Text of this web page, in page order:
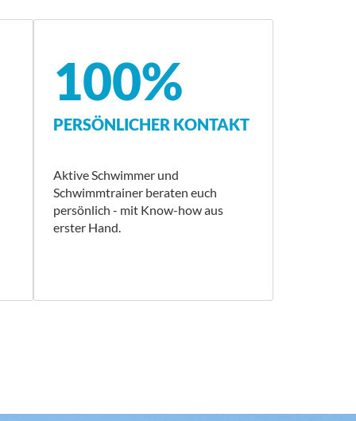
100%
PERSÖNLICHER KONTAKT
Aktive Schwimmer und
Schwimmtrainer beraten euch
persönlich - mit Know-how aus
erster Hand.